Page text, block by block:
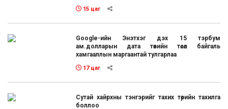
15 цаг
Google-ийн Энэтхэг дэх 15 тэрбум
ам.долларын дата төвийн төсөл байгаль
хамгааллын маргаантай тулгарлаа
17 цаг
Сутай хайрхны тэнгэрийг тахих төрийн тахилга
боллоо